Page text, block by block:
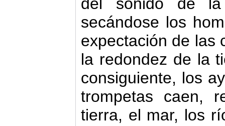
secándose los
expectación de las
la redondez de la
consiguiente, los
trompetas caen,
tierra, el mar, los